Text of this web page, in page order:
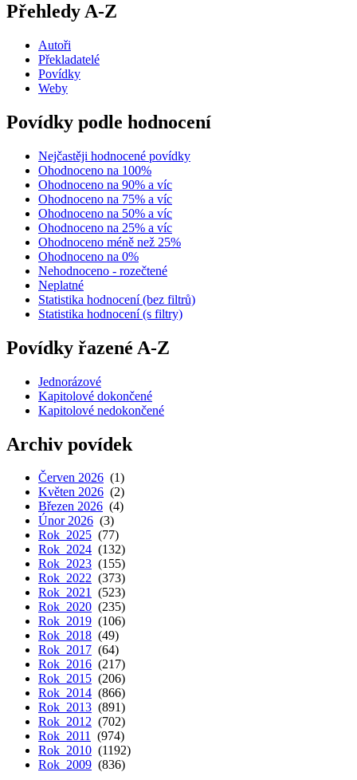
Přehledy A-Z
Autoři
Překladatelé
Povídky
Weby
Povídky podle hodnocení
Nejčastěji hodnocené povídky
Ohodnoceno na 100%
Ohodnoceno na 90% a víc
Ohodnoceno na 75% a víc
Ohodnoceno na 50% a víc
Ohodnoceno na 25% a víc
Ohodnoceno méně než 25%
Ohodnoceno na 0%
Nehodnoceno - rozečtené
Neplatné
Statistika hodnocení (bez filtrů)
Statistika hodnocení (s filtry)
Povídky řazené A-Z
Jednorázové
Kapitolové dokončené
Kapitolové nedokončené
Archiv povídek
Červen 2026 (1)
Květen 2026 (2)
Březen 2026 (4)
Únor 2026 (3)
Rok 2025 (77)
Rok 2024 (132)
Rok 2023 (155)
Rok 2022 (373)
Rok 2021 (523)
Rok 2020 (235)
Rok 2019 (106)
Rok 2018 (49)
Rok 2017 (64)
Rok 2016 (217)
Rok 2015 (206)
Rok 2014 (866)
Rok 2013 (891)
Rok 2012 (702)
Rok 2011 (974)
Rok 2010 (1192)
Rok 2009 (836)